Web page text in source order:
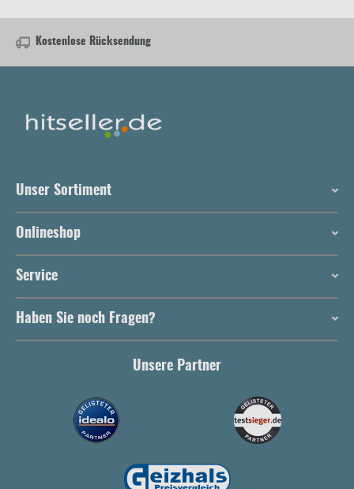
Kostenlose Rücksendung
Unser Sortiment
Onlineshop
Service
Haben Sie noch Fragen?
Unsere Partner